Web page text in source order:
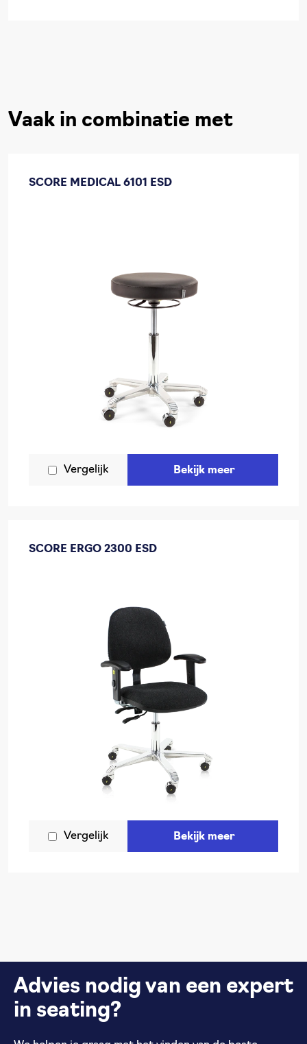
Vaak in combinatie met
SCORE MEDICAL 6101 ESD
Vergelijk Bekijk meer
SCORE ERGO 2300 ESD
Vergelijk Bekijk meer
Advies nodig van een expert
in seating?